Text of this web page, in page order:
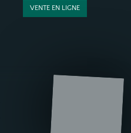
VENTE EN LIGNE